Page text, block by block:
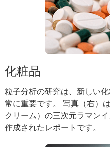
化粧品
粒子分析の研究は、新しい
常に重要です。 写真（右）
クリーム）の三次元ラマン
作成されたレポートです。